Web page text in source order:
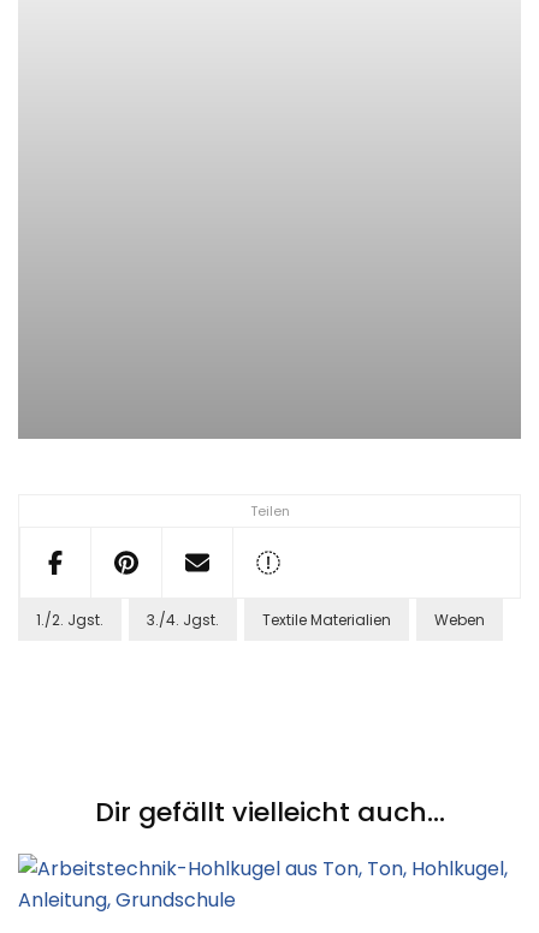
Teilen
1./2. Jgst. 3./4. Jgst. Textile Materialien Weben
Dir gefällt vielleicht auch...